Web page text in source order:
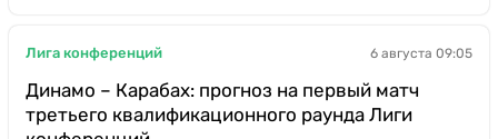
Лига конференций 6 августа 09:05
Динамо – Карабах: прогноз на первый матч
третьего квалификационного раунда Лиги